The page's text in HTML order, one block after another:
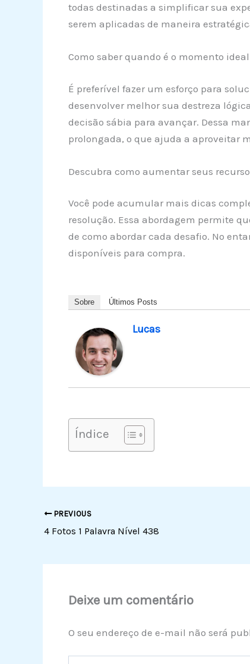
todas destinadas a simplificar sua
serem aplicadas de maneira
Como saber quando é o momento
É preferível fazer um esforço para
desenvolver melhor sua destreza
decisão sábia para avançar. Dessa
prolongada, o que ajuda a aproveitar
Descubra como aumentar seus
Você pode acumular mais dicas
resolução. Essa abordagem permite
de como abordar cada desafio. No
disponíveis para compra.
Sobre Últimos Posts
Lucas
Índice
PREVIOUS
4 Fotos 1 Palavra Nível 438
Deixe um comentário
O seu endereço de e-mail não será